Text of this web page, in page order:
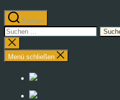
Suchen
Suchen
nach:
Suche
schließen
Menü schließen